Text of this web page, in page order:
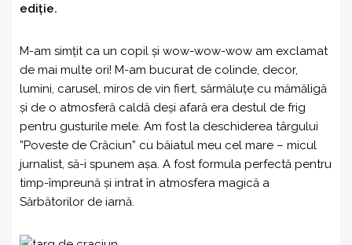
ediție.
M-am simțit ca un copil și wow-wow-wow am exclamat
de mai multe ori! M-am bucurat de colinde, decor,
lumini, carusel, miros de vin fiert, sărmăluțe cu mămăligă
și de o atmosferă caldă deși afară era destul de frig
pentru gusturile mele. Am fost la deschiderea târgului
”Poveste de Crăciun” cu băiatul meu cel mare – micul
jurnalist, să-i spunem așa. A fost formula perfectă pentru
timp-împreună și intrat în atmosfera magică a
Sărbătorilor de iarnă.